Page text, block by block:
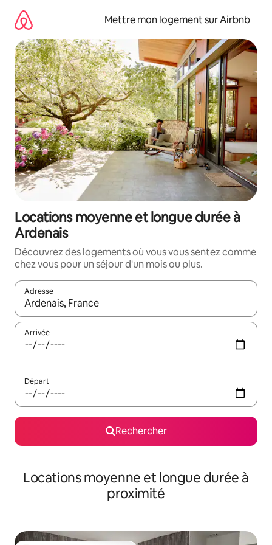
directement
contenu
Mettre mon logement sur Airbnb
Locations moyenne et longue durée à
Ardenais
Découvrez des logements où vous vous sentez comme
chez vous pour un séjour d'un mois ou plus.
Adresse
Lorsque les résultats s'affichent, utilisez les flèches vers le
Arrivée
Départ
Rechercher
Locations moyenne et longue durée à
proximité